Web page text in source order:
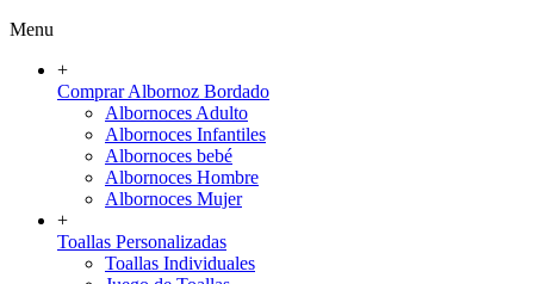
Menu
+
Comprar Albornoz Bordado
Albornoces Adulto
Albornoces Infantiles
Albornoces bebé
Albornoces Hombre
Albornoces Mujer
+
Toallas Personalizadas
Toallas Individuales